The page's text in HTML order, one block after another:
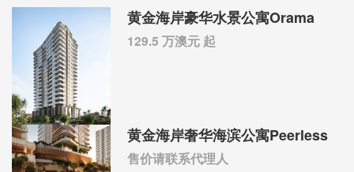
黄金海岸豪华水景公寓Orama
129.5 万澳元 起
黄金海岸奢华海滨公寓Peerless
售价请联系代理人